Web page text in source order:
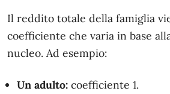
Il reddito totale della famiglia
coefficiente che varia in base
nucleo. Ad esempio:
Un adulto: coefficiente 1.